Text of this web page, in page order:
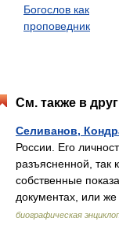
Богослов как
проповедник
См. также в
Селиванов,
России. Его
разъясненной, так
собственные
документах, или
биографическая